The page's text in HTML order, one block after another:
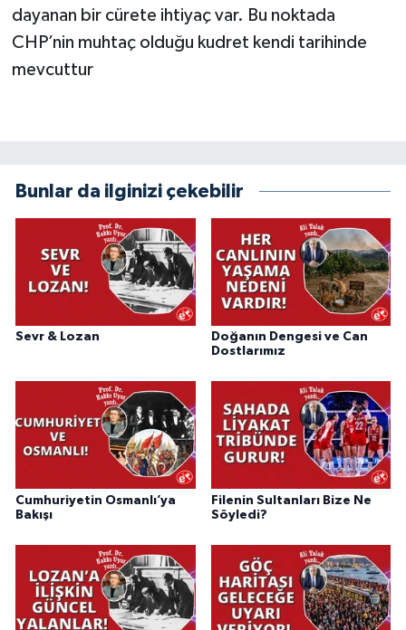
dayanan bir cürete ihtiyaç var. Bu noktada
CHP’nin muhtaç olduğu kudret kendi tarihinde
mevcuttur
Bunlar da ilginizi çekebilir
Sevr & Lozan
Doğanın Dengesi ve Can
Dostlarımız
Cumhuriyetin Osmanlı’ya
Bakışı
Filenin Sultanları Bize Ne
Söyledi?